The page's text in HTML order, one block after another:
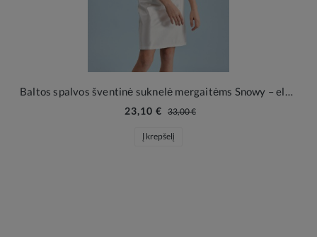
Baltos spalvos šventinė suknelė mergaitėms Snowy – elegancija ypatingoms progoms
23,10 € 33,00 €
Į krepšelį